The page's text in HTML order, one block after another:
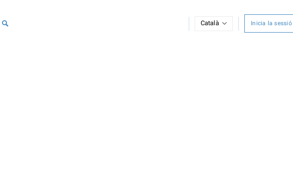
Català Inicia la sessió